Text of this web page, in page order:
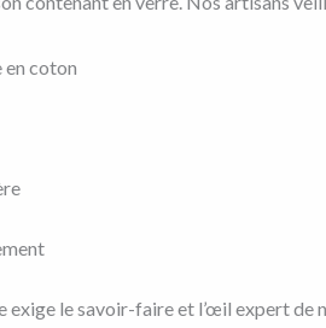
en coton
le savoir-faire et l’œil expert de